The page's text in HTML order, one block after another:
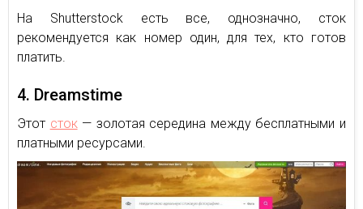
На Shutterstock есть все, однозначно, сток
рекомендуется как номер один, для тех, кто готов
платить.
4. Dreamstime
Этот сток— золотая середина между бесплатными и
платными ресурсами.